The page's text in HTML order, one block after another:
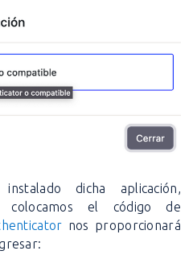
dicha aplicación,
el código de
nos proporcionará